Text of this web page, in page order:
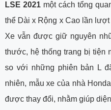
LSE 2021một cách tổng
thể Dài x Rộng x Cao lần
Xe vẫn được giữ nguyên
thước, hệ thống trang bị tiện
so với những phiên bản L
nhiên, mẫu xe của nhà
được thay đổi, nhằm giúp